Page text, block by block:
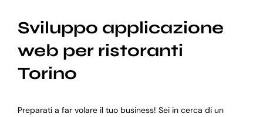
Sviluppo applicazione
web per ristoranti
Torino
Preparati a far volare il tuo business! Sei in cerca di un